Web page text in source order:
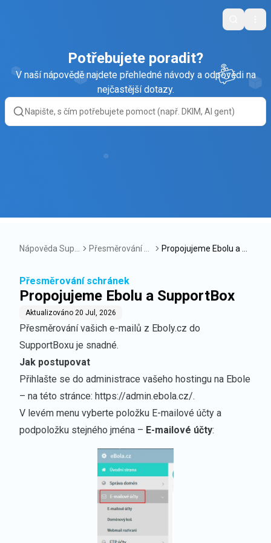
Search
Potřebujete poradit?
V naší nápovědě najdete přehledné návody a odpovědi na
nejčastější dotazy.
Nápověda Supp
Přesměrování sc
Propojujeme Ebolu a S
Přesměrování schránek
Propojujeme Ebolu a SupportBox
Aktualizováno 20 Jul, 2026
Přesměrování vašich e-mailů z Eboly.cz do
SupportBoxu je snadné.
Jak postupovat
Přihlašte se do administrace vašeho hostingu na Ebole
– na této stránce: https://admin.ebola.cz/.
V levém menu vyberte položku E-mailové účty a
podpoložku stejného jména – E-mailové účty: